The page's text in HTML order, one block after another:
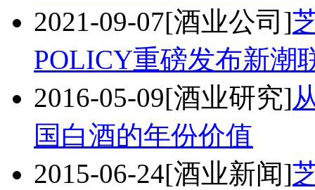
2021-09-07[酒业公司]
POLICY重磅发布新潮
2016-05-09[酒业研究]
国白酒的年份价值
2015-06-24[酒业新闻]